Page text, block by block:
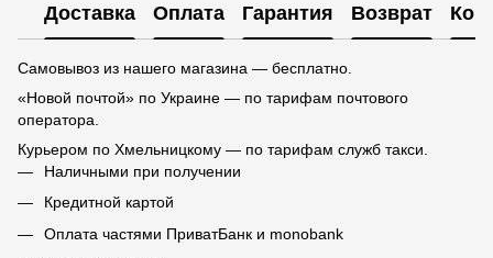
Доставка Оплата Гарантия Возврат
Самовывоз из нашего магазина — бесплатно.
«Новой почтой» по Украине — по тарифам почтового
оператора.
Курьером по Хмельницкому — по тарифам служб такси.
Наличными при получении
Кредитной картой
Оплата частями ПриватБанк и monobank